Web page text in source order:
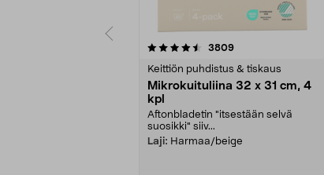
3809arvostelut
Keittiön puhdistus & tiskaus
Mikrokuituliina 32 x 31 cm, 4
kpl
Aftonbladetin "itsestään selvä
suosikki" siiv...
Laji: Harmaa/beige
4.5viidestä